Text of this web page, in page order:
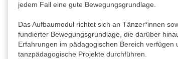
jedem Fall eine gute Bewegungsgrundlage.
Das Aufbaumodul richtet sich an Tänzer*innen
fundierter Bewegungsgrundlage, die darüber
Erfahrungen im pädagogischen Bereich verfügen
tanzpädagogische Projekte durchführen.